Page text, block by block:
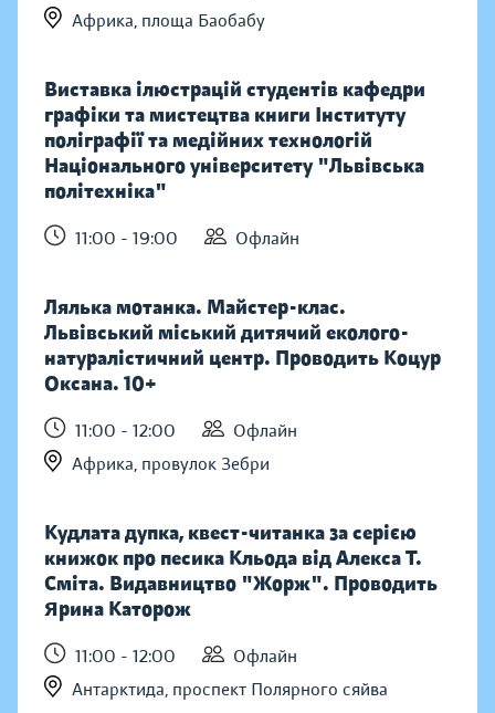
Африка, площа Баобабу
Виставка ілюстрацій студентів кафедри
графіки та мистецтва книги Інституту
поліграфії та медійних технологій
Національного університету "Львівська
політехніка"
11:00 - 19:00 Офлайн
Лялька мотанка. Майстер-клас.
Львівський міський дитячий еколого-
натуралістичний центр. Проводить Коцур
Оксана. 10+
11:00 - 12:00
Офлайн
Африка, провулок Зебри
Кудлата дупка, квест-читанка за серією
книжок про песика Кльода від Алекса Т.
Сміта. Видавництво "Жорж". Проводить
Ярина Каторож
11:00 - 12:00
Офлайн
Антарктида, проспект Полярного сяйва